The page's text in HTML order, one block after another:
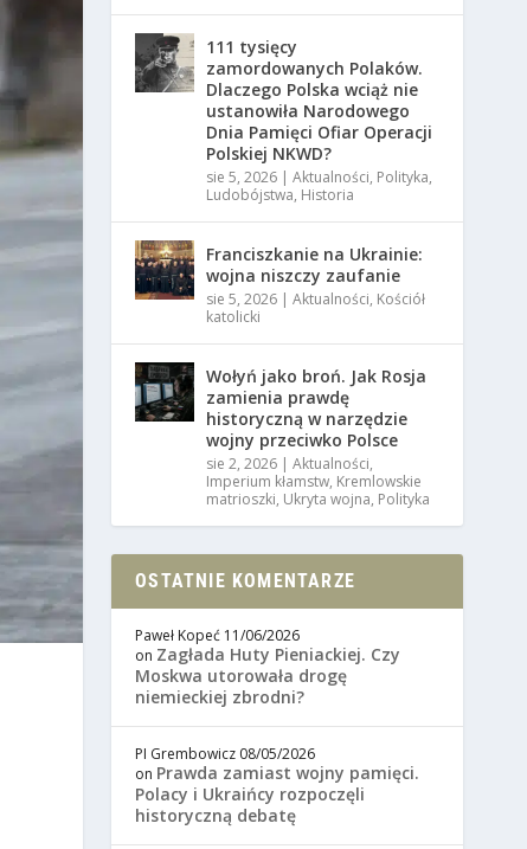
111 tysięcy
zamordowanych Polaków.
Dlaczego Polska wciąż nie
ustanowiła Narodowego
Dnia Pamięci Ofiar Operacji
Polskiej NKWD?
sie 5, 2026 |Aktualności, Polityka,
Ludobójstwa, Historia
Franciszkanie na Ukrainie:
wojna niszczy zaufanie
sie 5, 2026 |Aktualności, Kościół
katolicki
Wołyń jako broń. Jak Rosja
zamienia prawdę
historyczną w narzędzie
wojny przeciwko Polsce
sie 2, 2026 |Aktualności,
Imperium kłamstw, Kremlowskie
matrioszki, Ukryta wojna, Polityka
OSTATNIE KOMENTARZE
Paweł Kopeć 11/06/2026
on Zagłada Huty Pieniackiej. Czy
Moskwa utorowała drogę
niemieckiej zbrodni?
PI Grembowicz 08/05/2026
on Prawda zamiast wojny pamięci.
Polacy i Ukraińcy rozpoczęli
historyczną debatę